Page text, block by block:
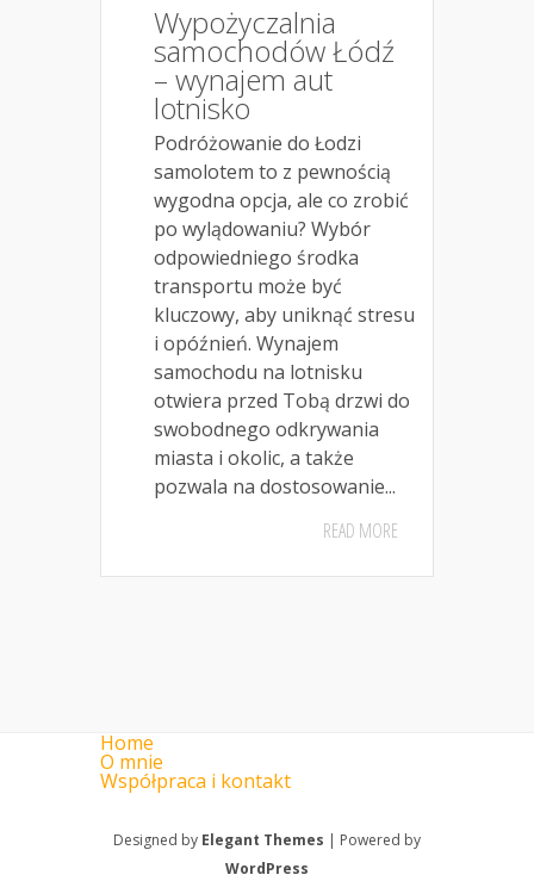
Wypożyczalnia
samochodów Łódź
– wynajem aut
lotnisko
Podróżowanie do Łodzi
samolotem to z pewnością
wygodna opcja, ale co zrobić
po wylądowaniu? Wybór
odpowiedniego środka
transportu może być
kluczowy, aby uniknąć stresu
i opóźnień. Wynajem
samochodu na lotnisku
otwiera przed Tobą drzwi do
swobodnego odkrywania
miasta i okolic, a także
pozwala na dostosowanie...
READ MORE
Home
O mnie
Współpraca i kontakt
Designed by Elegant Themes | Powered by
WordPress